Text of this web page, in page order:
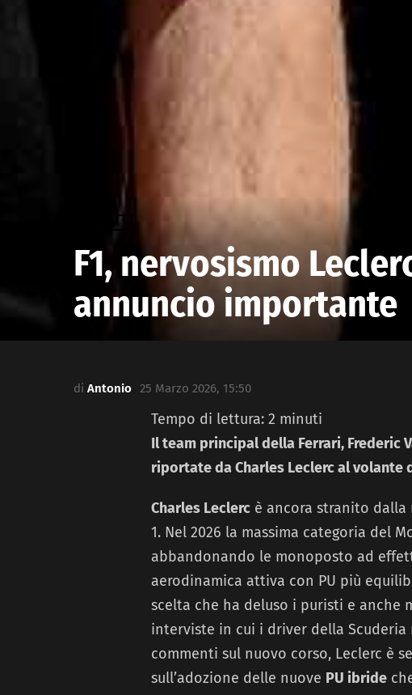
FORMULA 1
F1, nervosismo
annuncio importante
di Antonio 25 Marzo 2026, 15:50
Tempo di lettura: 2 minuti
Il team principal della Ferrari, Frederic
riportate da Charles Leclerc al volante
Charles Leclerc è ancora stranito dalla
1. Nel 2026 la massima categoria del
abbandonando le monoposto ad
aerodinamica attiva con PU più
scelta che ha deluso i puristi e anche
interviste in cui i driver della
commenti sul nuovo corso, Leclerc è
sull’adozione delle nuove PU ibride